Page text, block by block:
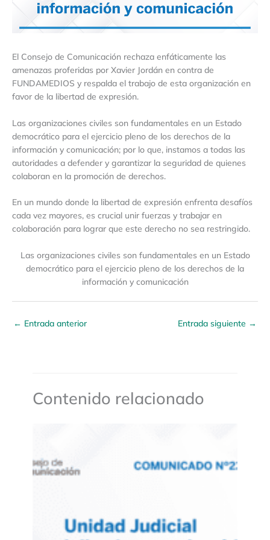
El Consejo de Comunicación rechaza enfáticamente las
amenazas proferidas por Xavier Jordán en contra de
FUNDAMEDIOS y respalda el trabajo de esta organización en
favor de la libertad de expresión.
Las organizaciones civiles son fundamentales en un Estado
democrático para el ejercicio pleno de los derechos de la
información y comunicación; por lo que, instamos a todas las
autoridades a defender y garantizar la seguridad de quienes
colaboran en la promoción de derechos.
En un mundo donde la libertad de expresión enfrenta desafíos
cada vez mayores, es crucial unir fuerzas y trabajar en
colaboración para lograr que este derecho no sea restringido.
Las organizaciones civiles son fundamentales en un Estado
democrático para el ejercicio pleno de los derechos de la
información y comunicación
← Entrada anterior Entrada siguiente →
Contenido relacionado